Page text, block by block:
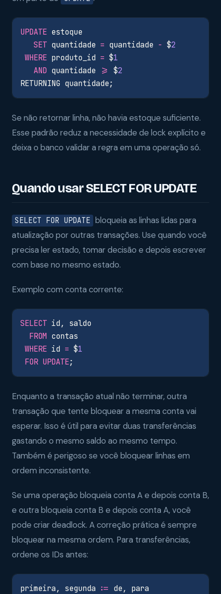
UPDATE estoque
SET quantidade = quantidade - $2
WHERE produto_id = $1
AND quantidade >= $2
RETURNING quantidade;
Se não retornar linha, não havia estoque suficiente.
Esse padrão reduz a necessidade de lock explícito e
deixa o banco validar a regra em uma operação só.
Quando usar SELECT FOR UPDATE
SELECT FOR UPDATE bloqueia as linhas lidas para
atualização por outras transações. Use quando você
precisa ler estado, tomar decisão e depois escrever
com base no mesmo estado.
Exemplo com conta corrente:
SELECT id,
saldo
FROM contas
WHERE id = $1
FOR UPDATE;
Enquanto a transação atual não terminar, outra
transação que tente bloquear a mesma conta vai
esperar. Isso é útil para evitar duas transferências
gastando o mesmo saldo ao mesmo tempo.
Também é perigoso se você bloquear linhas em
ordem inconsistente.
Se uma operação bloqueia conta A e depois conta B,
e outra bloqueia conta B e depois conta A, você
pode criar deadlock. A correção prática é sempre
bloquear na mesma ordem. Para transferências,
ordene os IDs antes:
primeira, segunda := de,
para